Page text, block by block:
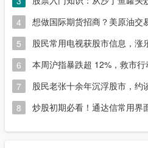
4
想做国际期货招商？美原油交
5
6
本周沪指暴跌超 12%，救市
7
股民老张十余年沉浮股市，约
8
炒股初期必看！通达信常用界